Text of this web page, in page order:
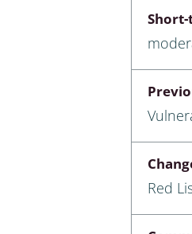
Diptera:
Diptera: Empidoidea
Red